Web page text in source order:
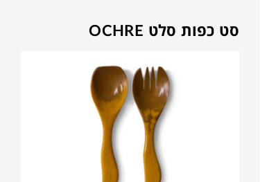
סט כפות סלט OCHRE